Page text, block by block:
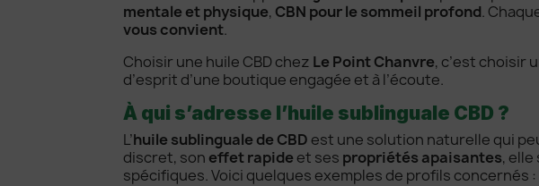
mentale et physique, CBN pour le sommeil profond.
vous convient.
Choisir une huile CBD chez Le Point Chanvre, c’est choisir
d’esprit d’une boutique engagée et à l’écoute.
À qui s’adresse l’huile sublinguale CBD ?
L’huile sublinguale de CBD est une solution naturelle qui
discret, son effet rapide et ses propriétés apaisantes, elle
spécifiques. Voici quelques exemples de profils concernés :